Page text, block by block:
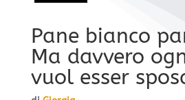
Pane bianco
Ma davvero
vuol esser